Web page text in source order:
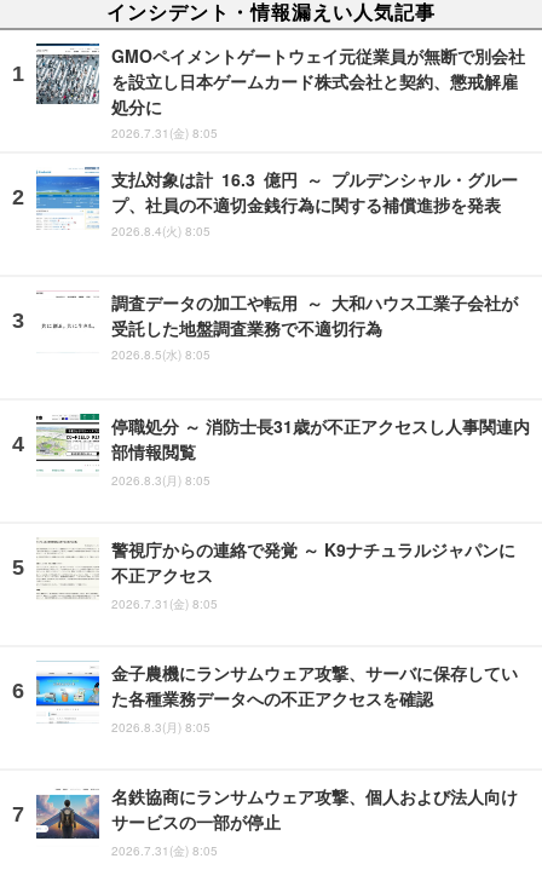
インシデント・情報漏えい人気記事
GMOペイメントゲートウェイ元従業員が無断で別会社
を設立し日本ゲームカード株式会社と契約、懲戒解雇
処分に
2026.7.31(金) 8:05
支払対象は計 16.3 億円 ～ プルデンシャル・グルー
プ、社員の不適切金銭行為に関する補償進捗を発表
2026.8.4(火) 8:05
調査データの加工や転用 ～ 大和ハウス工業子会社が
受託した地盤調査業務で不適切行為
2026.8.5(水) 8:05
停職処分 ～ 消防士長31歳が不正アクセスし人事関連内
部情報閲覧
2026.8.3(月) 8:05
警視庁からの連絡で発覚 ～ K9ナチュラルジャパンに
不正アクセス
2026.7.31(金) 8:05
金子農機にランサムウェア攻撃、サーバに保存してい
た各種業務データへの不正アクセスを確認
2026.8.3(月) 8:05
名鉄協商にランサムウェア攻撃、個人および法人向け
サービスの一部が停止
2026.7.31(金) 8:05